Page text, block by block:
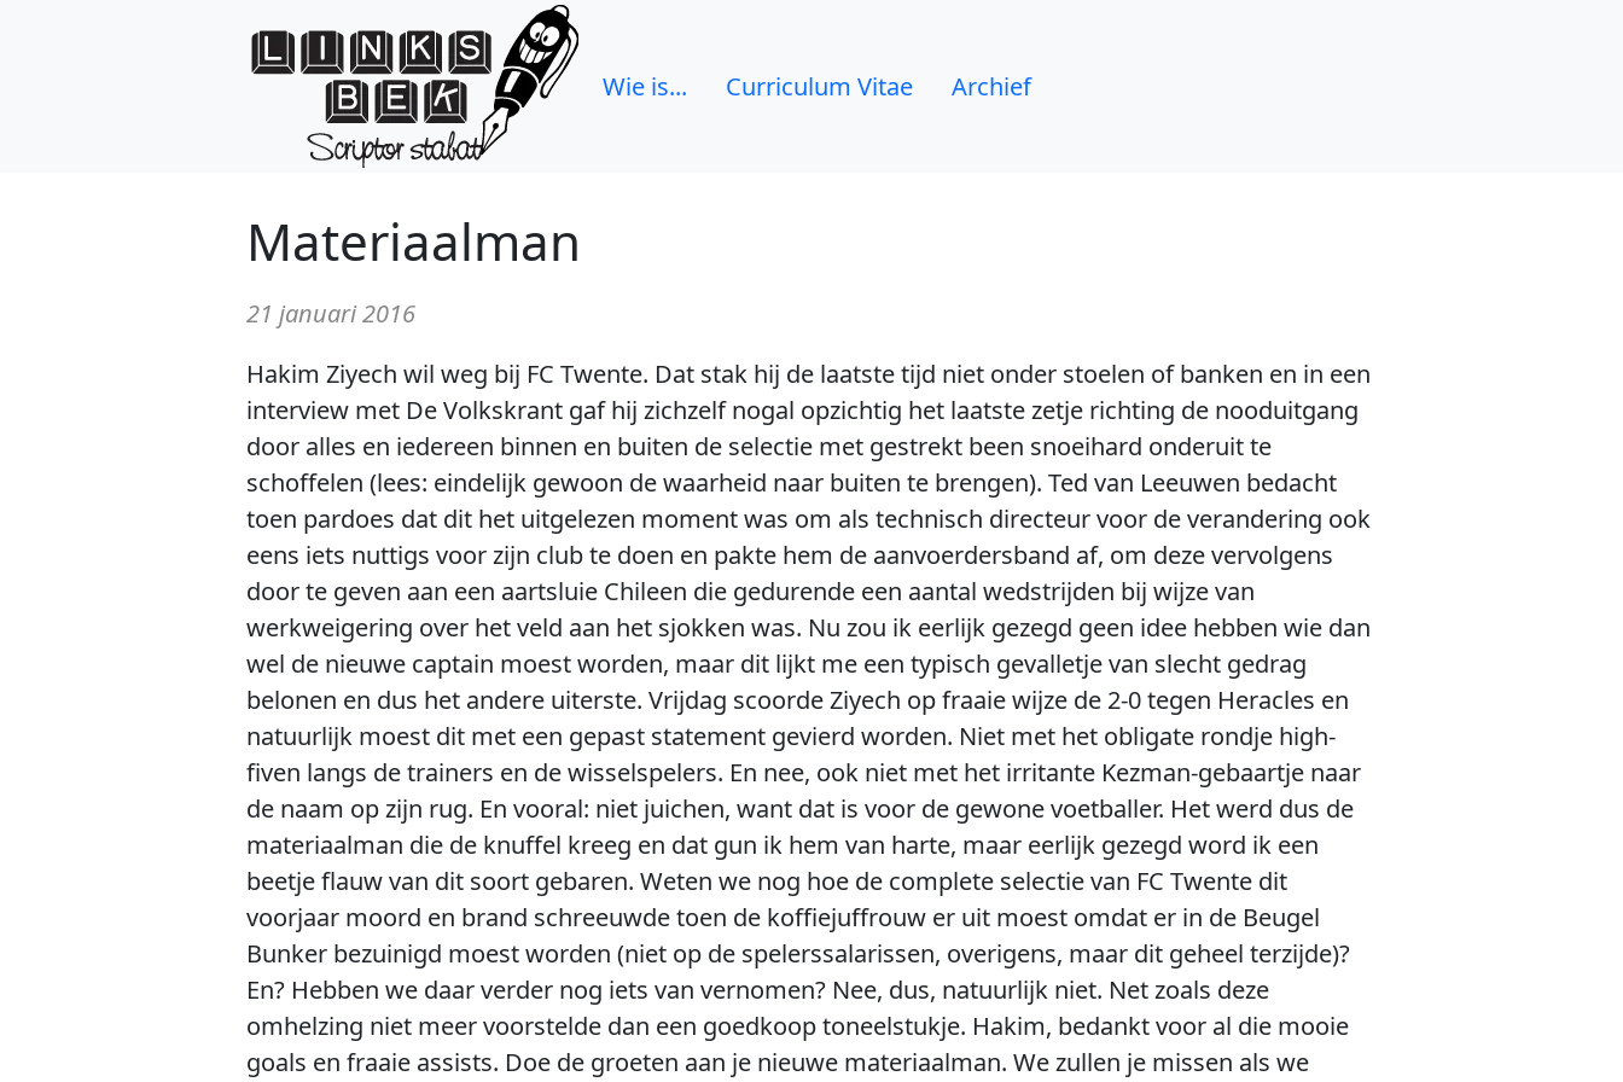
Wie is... Curriculum Vitae Archief
Materiaalman
21 januari 2016
Hakim Ziyech wil weg bij FC Twente. Dat stak hij de laatste tijd niet onder stoelen of banken en in een
interview met De Volkskrant gaf hij zichzelf nogal opzichtig het laatste zetje richting de nooduitgang
door alles en iedereen binnen en buiten de selectie met gestrekt been snoeihard onderuit te
schoffelen (lees: eindelijk gewoon de waarheid naar buiten te brengen). Ted van Leeuwen bedacht
toen pardoes dat dit het uitgelezen moment was om als technisch directeur voor de verandering ook
eens iets nuttigs voor zijn club te doen en pakte hem de aanvoerdersband af, om deze vervolgens
door te geven aan een aartsluie Chileen die gedurende een aantal wedstrijden bij wijze van
werkweigering over het veld aan het sjokken was. Nu zou ik eerlijk gezegd geen idee hebben wie dan
wel de nieuwe captain moest worden, maar dit lijkt me een typisch gevalletje van slecht gedrag
belonen en dus het andere uiterste. Vrijdag scoorde Ziyech op fraaie wijze de 2-0 tegen Heracles en
natuurlijk moest dit met een gepast statement gevierd worden. Niet met het obligate rondje high-
fiven langs de trainers en de wisselspelers. En nee, ook niet met het irritante Kezman-gebaartje naar
de naam op zijn rug. En vooral: niet juichen, want dat is voor de gewone voetballer. Het werd dus de
materiaalman die de knuffel kreeg en dat gun ik hem van harte, maar eerlijk gezegd word ik een
beetje flauw van dit soort gebaren. Weten we nog hoe de complete selectie van FC Twente dit
voorjaar moord en brand schreeuwde toen de koffiejuffrouw er uit moest omdat er in de Beugel
Bunker bezuinigd moest worden (niet op de spelerssalarissen, overigens, maar dit geheel terzijde)?
En? Hebben we daar verder nog iets van vernomen? Nee, dus, natuurlijk niet. Net zoals deze
omhelzing niet meer voorstelde dan een goedkoop toneelstukje. Hakim, bedankt voor al die mooie
goals en fraaie assists. Doe de groeten aan je nieuwe materiaalman. We zullen je missen als we